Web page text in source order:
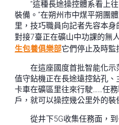
“這種長途操控體系看上
裝備。”在朔州市中煤平朔團
里，技巧職員向記者先容本
對接7臺正在礦山中功課的無
生包養俱樂部它們停止及時監
在這座國度首批智能化
值守鉆機正在長途遠控鉆孔、
卡車在礦區里往來行駛……任
戶，就可以操控幾公里外的裝
從井下5G收集任務面，